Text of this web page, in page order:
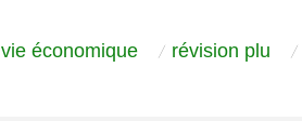
vie économique révision plu